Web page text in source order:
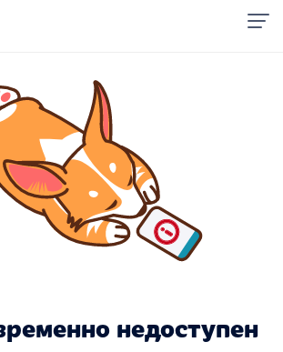
недоступен